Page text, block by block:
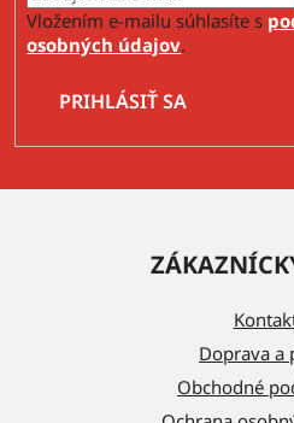
Vložením e-mailu súhlasíte s
osobných údajov.
PRIHLÁSIŤ SA
Doprava a
Obchodné